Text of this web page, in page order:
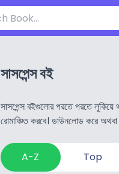
সাসপেন্স বই
সাসপেন্স বইগুলোর পরতে পরতে লুকিয়ে
রোমাঞ্চিত করবে। ডাউনলোড করে
A-Z Top